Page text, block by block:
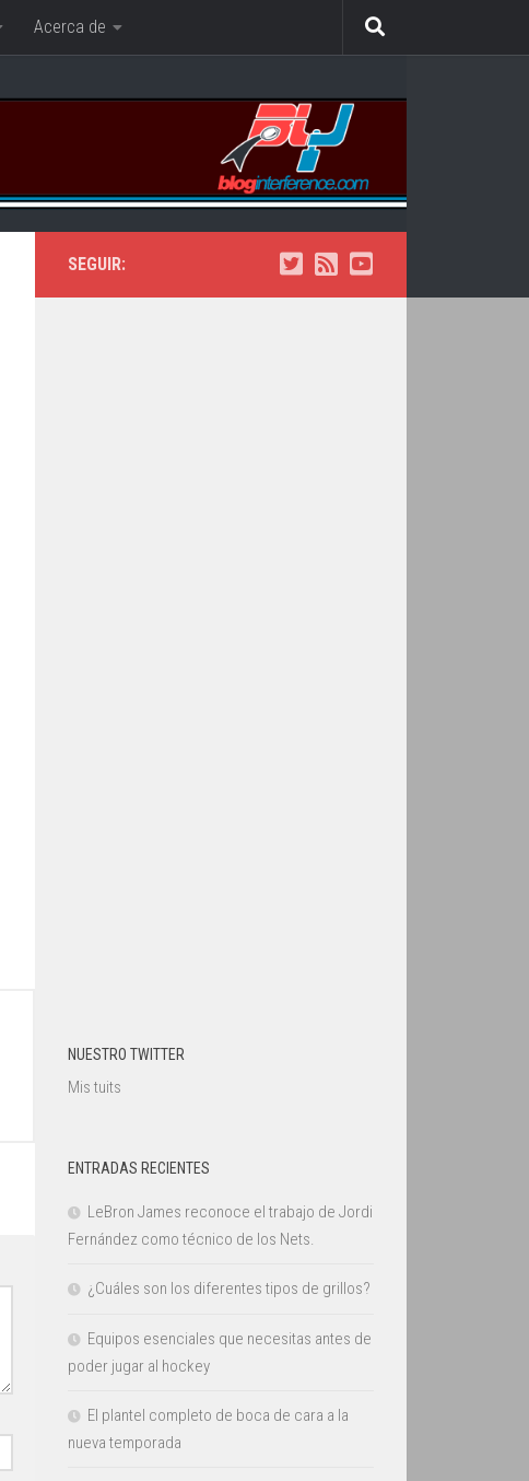
Acerca de
SEGUIR:
NUESTRO TWITTER
Mis tuits
ENTRADAS RECIENTES
LeBron James reconoce el trabajo de Jordi
Fernández como técnico de los Nets.
¿Cuáles son los diferentes tipos de grillos?
Equipos esenciales que necesitas antes de
poder jugar al hockey
El plantel completo de boca de cara a la
nueva temporada